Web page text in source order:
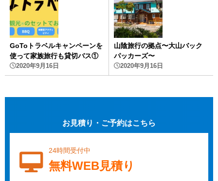
GoToトラベルキャンペーンを
使って家族旅行も貸切バス①
2020年9月16日
山陰旅行の拠点〜大山バック
パッカーズ〜
2020年9月16日
お見積り・ご予約はこちら
24時間受付中
無料WEB見積り